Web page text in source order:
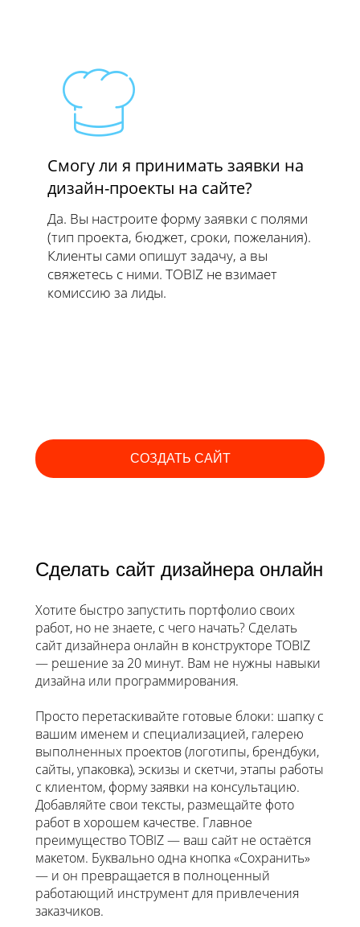
Смогу ли я принимать заявки на
дизайн-проекты на сайте?
Да. Вы настроите форму заявки с полями
(тип проекта, бюджет, сроки, пожелания).
Клиенты сами опишут задачу, а вы
свяжетесь с ними. TOBIZ не взимает
комиссию за лиды.
СОЗДАТЬ САЙТ
Сделать сайт дизайнера онлайн
Хотите быстро запустить портфолио своих
работ, но не знаете, с чего начать? Сделать
сайт дизайнера онлайн в конструкторе TOBIZ
— решение за 20 минут. Вам не нужны навыки
дизайна или программирования.
Просто перетаскивайте готовые блоки: шапку с
вашим именем и специализацией, галерею
выполненных проектов (логотипы, брендбуки,
сайты, упаковка), эскизы и скетчи, этапы работы
с клиентом, форму заявки на консультацию.
Добавляйте свои тексты, размещайте фото
работ в хорошем качестве. Главное
преимущество TOBIZ — ваш сайт не остаётся
макетом. Буквально одна кнопка «Сохранить»
— и он превращается в полноценный
работающий инструмент для привлечения
заказчиков.